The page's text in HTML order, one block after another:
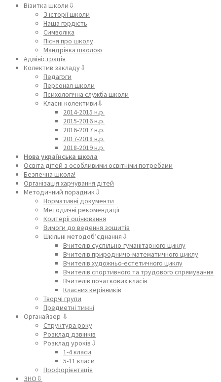
Візитка школи⇩
З історії школи
Наша гордість
Символіка
Пісня про школу
Мандрівка школою
Адміністрація
Колектив закладу⇩
Педагоги
Персонал школи
Психологічна служба школи
Класні колективи⇩
2014-2015 н.р.
2015-2016 н.р.
2016-2017 н.р.
2017-2018 н.р.
2018-2019 н.р.
Нова українська школа
Освіта дітей з особливими освітніми потребами
Безпечна школа!
Організація харчування дітей
Методичний порадник⇩
Нормативні документи
Методичні рекомендації
Критерії оцінювання
Вимоги до ведення зошитів
Шкільні методоб’єднання⇩
Вчителів суспільно-гуманітарного циклу
Вчителів природничо-математичного циклу
Вчителів художньо-естетичного циклу
Вчителів спортивного та трудового спрямування
Вчителів початкових класів
Класних керівників
Творчі групи
Предметні тижні
Органайзер ⇩
Структура року
Розклад дзвінків
Розклад уроків⇩
1-4 класи
5-11 класи
Профорієнтація
ЗНО⇩